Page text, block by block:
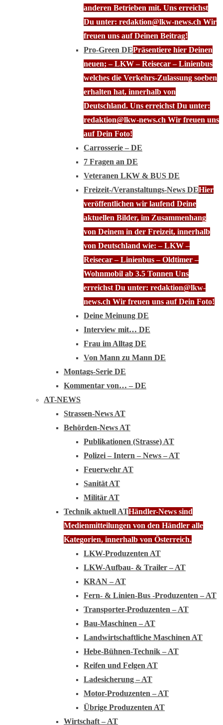
anderen Betrieben mit. Uns erreichst
Du unter: redaktion@lkw-news.ch Wir
freuen uns auf Deinen Beitrag!
Pro-Green DEPräsentiere hier Deinen
neuen; – LKW – Reisecar – Linienbus
welches die Verkehrs-Zulassung soeben
erhalten hat, innerhalb von
Deutschland. Uns erreichst Du unter:
redaktion@lkw-news.ch Wir freuen uns
auf Dein Foto!
Carrosserie – DE
7 Fragen an DE
Veteranen LKW & BUS DE
Freizeit-/Veranstaltungs-News DEHier
veröffentlichen wir laufend Deine
aktuellen Bilder, im Zusammenhang
von Deinem in der Freizeit, innerhalb
von Deutschland wie: – LKW –
Reisecar – Linienbus – Oldtimer –
Wohnmobil ab 3.5 Tonnen Uns
erreichst Du unter: redaktion@lkw-
news.ch Wir freuen uns auf Dein Foto!
Deine Meinung DE
Interview mit… DE
Frau im Alltag DE
Von Mann zu Mann DE
Montags-Serie DE
Kommentar von… – DE
AT-NEWS
Strassen-News AT
Behörden-News AT
Publikationen (Strasse) AT
Polizei – Intern – News – AT
Feuerwehr AT
Sanität AT
Militär AT
Technik aktuell ATHändler-News sind
Medienmitteilungen von den Händler alle
Kategorien, innerhalb von Österreich.
LKW-Produzenten AT
LKW-Aufbau- & Trailer – AT
KRAN – AT
Fern- & Linien-Bus -Produzenten – AT
Transporter-Produzenten – AT
Bau-Maschinen – AT
Landwirtschaftliche Maschinen AT
Hebe-Bühnen-Technik – AT
Reifen und Felgen AT
Ladesicherung – AT
Motor-Produzenten – AT
Übrige Produzenten AT
Wirtschaft – AT